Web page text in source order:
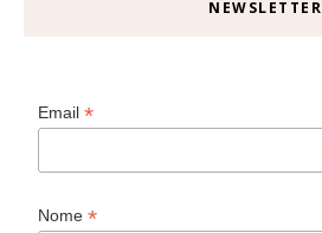
NEWSLETTER
Email*
Nome*